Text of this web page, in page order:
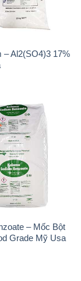
– Al2(SO4)3 17%
– Mốc Bột
Grade Mỹ Usa